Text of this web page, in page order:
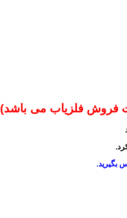
فروش فلزیاب می باشد)
بگیرید.